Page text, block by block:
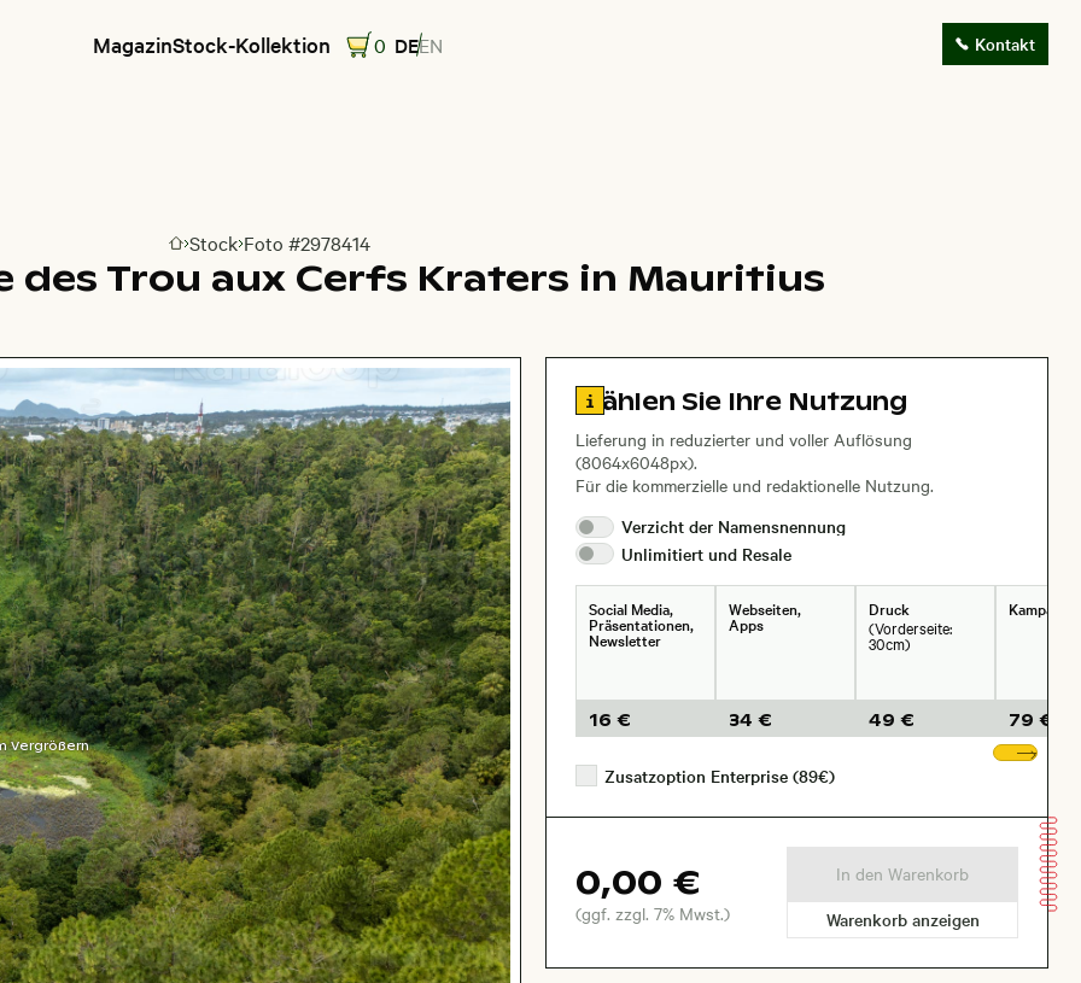
MagazinStock-Kollektion 0 DEEN Kontakt
Zur Homepage
Stock Foto #2978414
Trou aux Cerfs Kraters in Mauritius
Vergrößern
Zu den Lizenzinformationen springen
Wählen Sie Ihre Nutzung
Lieferung in reduzierter und voller Auflösung
(8064x6048px).
Für die kommerzielle und redaktionelle Nutzung.
Verzicht der Namensnennung
Unlimitiert und Resale
Social Media,
Präsentationen,
Newsletter
16 €
Webseiten,
Apps
34 €
Druck
(Vorderseite:
30cm)
49 €
79 €
Zusatzoption Enterprise (89€)
0,00 €
(ggf. zzgl. 7% Mwst.)
In den Warenkorb
Warenkorb anzeigen